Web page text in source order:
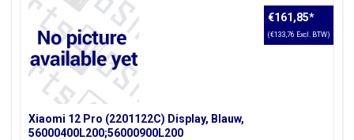
Xiaomi 12 Pro (2201122C) Display, Blauw,
56000400L200;56000900L200
€161,85*
(€133,76 Excl. BTW)